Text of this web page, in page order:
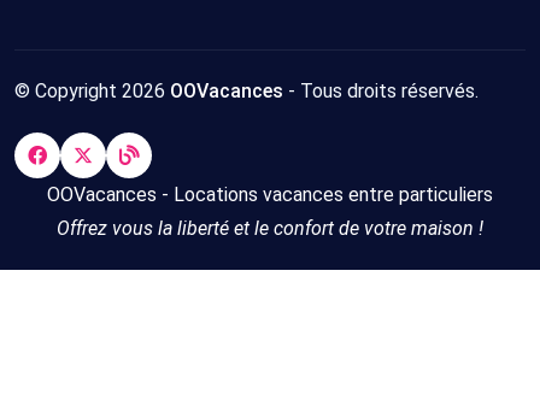
© Copyright 2026 OOVacances - Tous droits réservés.
OOVacances - Locations vacances entre particuliers
Offrez vous la liberté et le confort de votre maison !